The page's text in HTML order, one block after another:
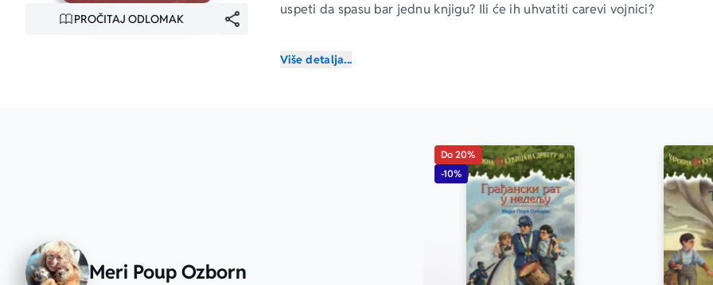
PROČITAJ ODLOMAK
uspeti da spasu bar jednu knjigu? Ili će ih uhvatiti carevi vojnici?
Više detalja...
Meri Poup Ozborn
Do 20%
-10%